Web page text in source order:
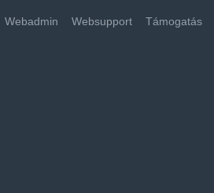
Webadmin Websupport Támogatás